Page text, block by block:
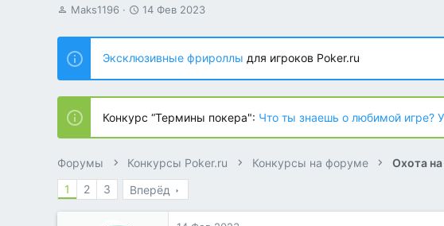
А
т
о
р
т
е
м
ы
Maks1196
Д
т
н
а
ч
л
а
14 Фев 2023
Эксклюзивные фрироллы для игроков Poker.ru
Конкурс “Термины покера": Что ты знаешь о любимой игре?
Форумы Конкурсы Poker.ru Конкурсы на форуме
Охота
1
2 3 Вперёд